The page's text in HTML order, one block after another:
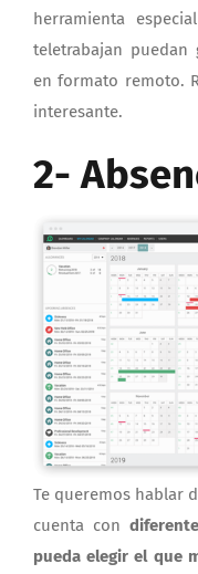
herramienta
teletrabajan puedan
en formato remoto.
interesante.
2-
Te queremos hablar
cuenta con
pueda elegir el que